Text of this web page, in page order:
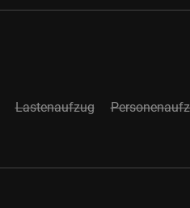
Lastenaufzug